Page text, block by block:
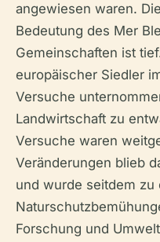
angewiesen waren.
Bedeutung des Mer
Gemeinschaften ist
europäischer Siedler
Versuche
Landwirtschaft zu
Versuche waren
Veränderungen blieb
und wurde seitdem
Forschung und